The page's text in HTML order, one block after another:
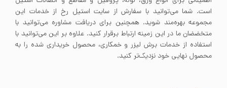
است. شما می‌توانید با سفارش از سایت استیل رخ از خدمات این
مجموعه بهره‌مند شوید. همچنین برای دریافت مشاوره می‌توانید با
متخضضان ما در این زمینه ارتباط برقرار کنید. علاوه بر این می‌توانید با
استفاده از خدمات برش لیزر و خمکاری، محصول خریداری شده را به
محصول نهایی خود نزدیک‌تر کنید.